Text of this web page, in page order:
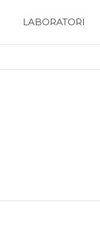
LABORATORI